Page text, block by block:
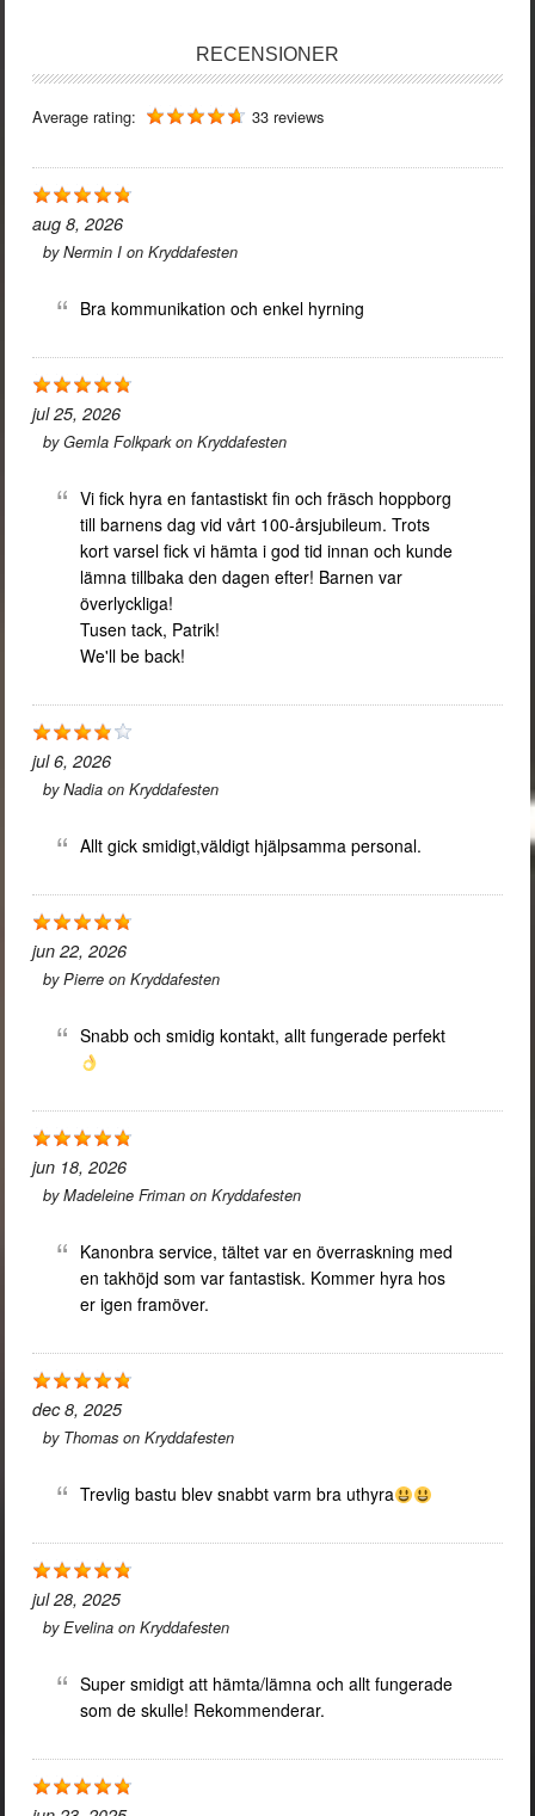
RECENSIONER
Average rating: 33 reviews
aug 8, 2026
byNermin Ion Kryddafesten
Bra kommunikation och enkel hyrning
jul 25, 2026
byGemla Folkparkon Kryddafesten
Vi fick hyra en fantastiskt fin och fräsch hoppborg
till barnens dag vid vårt 100-årsjubileum. Trots
kort varsel fick vi hämta i god tid innan och kunde
lämna tillbaka den dagen efter! Barnen var
överlyckliga!
Tusen tack, Patrik!
We'll be back!
jul 6, 2026
byNadiaon Kryddafesten
Allt gick smidigt,väldigt hjälpsamma personal.
jun 22, 2026
byPierreon Kryddafesten
Snabb och smidig kontakt, allt fungerade perfekt
jun 18, 2026
byMadeleine Frimanon Kryddafesten
Kanonbra service, tältet var en överraskning med
en takhöjd som var fantastisk. Kommer hyra hos
er igen framöver.
dec 8, 2025
by Thomason Kryddafesten
Trevlig bastu blev snabbt varm bra uthyra
jul 28, 2025
byEvelinaon Kryddafesten
Super smidigt att hämta/lämna och allt fungerade
som de skulle! Rekommenderar.